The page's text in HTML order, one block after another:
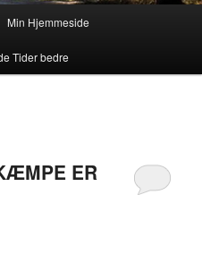
Min Hjemmeside
Tider bedre
ER